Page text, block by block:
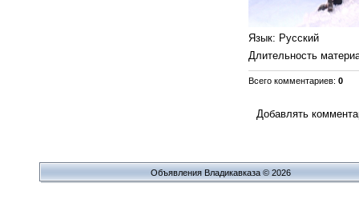
Язык: Русский
Длительность
Всего комментариев: 0
Добавлять
Объявления Владикавказа © 2026